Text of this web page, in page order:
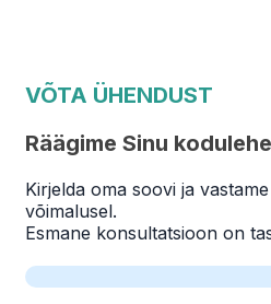
VÕTA ÜHENDUST
Räägime Sinu
Kirjelda oma soovi ja
võimalusel.
Esmane konsultatsioon on